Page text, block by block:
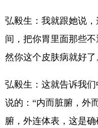
弘毅生：我就跟她说
间，把你胃里面那些
然你这个皮肤病就好了
弘毅生：这就告诉我
说的：“内而脏腑，外
腑，外连体表，这是